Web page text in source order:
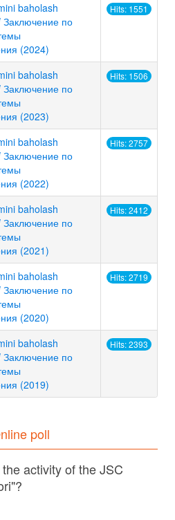
baholash
Заключение по
(2024)
Hits: 1551
baholash
Заключение по
(2023)
Hits: 1506
baholash
Заключение по
(2022)
Hits: 2757
baholash
Заключение по
(2021)
Hits: 2412
baholash
Заключение по
(2020)
Hits: 2719
baholash
Заключение по
(2019)
Hits: 2393
poll
activity of the JSC